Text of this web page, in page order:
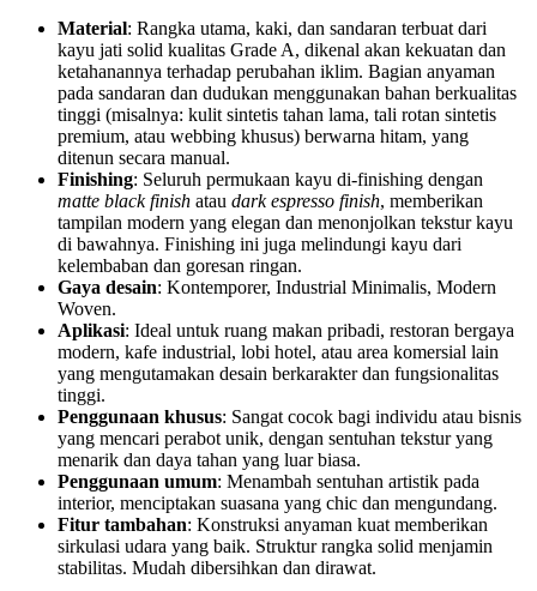
Material: Rangka utama, kaki, dan sandaran terbuat dari
kayu jati solid kualitas Grade A, dikenal akan kekuatan dan
ketahanannya terhadap perubahan iklim. Bagian anyaman
pada sandaran dan dudukan menggunakan bahan berkualitas
tinggi (misalnya: kulit sintetis tahan lama, tali rotan sintetis
premium, atau webbing khusus) berwarna hitam, yang
ditenun secara manual.
Finishing: Seluruh permukaan kayu di-finishing dengan
matte black finish atau dark espresso finish, memberikan
tampilan modern yang elegan dan menonjolkan tekstur kayu
di bawahnya. Finishing ini juga melindungi kayu dari
kelembaban dan goresan ringan.
Gaya desain: Kontemporer, Industrial Minimalis, Modern
Woven.
Aplikasi: Ideal untuk ruang makan pribadi, restoran bergaya
modern, kafe industrial, lobi hotel, atau area komersial lain
yang mengutamakan desain berkarakter dan fungsionalitas
tinggi.
Penggunaan khusus: Sangat cocok bagi individu atau bisnis
yang mencari perabot unik, dengan sentuhan tekstur yang
menarik dan daya tahan yang luar biasa.
Penggunaan umum: Menambah sentuhan artistik pada
interior, menciptakan suasana yang chic dan mengundang.
Fitur tambahan: Konstruksi anyaman kuat memberikan
sirkulasi udara yang baik. Struktur rangka solid menjamin
stabilitas. Mudah dibersihkan dan dirawat.